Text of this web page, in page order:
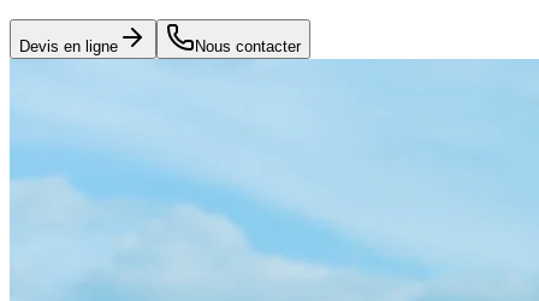
Devis en ligne Nous contacter